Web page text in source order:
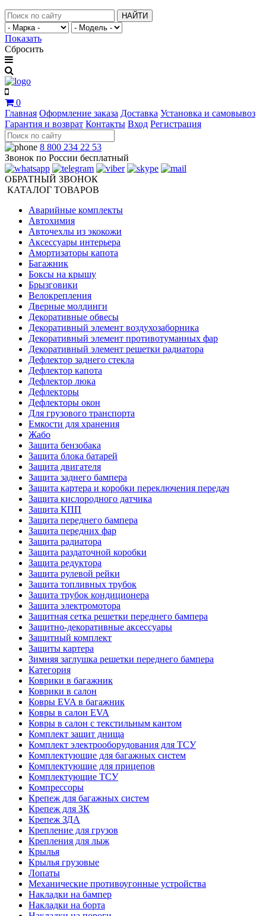
НАЙТИ
Показать
Сбросить
0
Главная Оформление заказа Доставка Установка и самовывоз
Гарантия и возврат Контакты Вход Регистрация
8 800 234 22 53
Звонок по России бесплатный
ОБРАТНЫЙ ЗВОНОК
КАТАЛОГ ТОВАРОВ
Аварийные комплекты
Автохимия
Авточехлы из экокожи
Аксессуары интерьера
Амортизаторы капота
Багажник
Боксы на крышу
Брызговики
Велокрепления
Дверные молдинги
Декоративные обвесы
Декоративный элемент воздухозаборника
Декоративный элемент противотуманных фар
Декоративный элемент решетки радиатора
Дефлектор заднего стекла
Дефлектор капота
Дефлектор люка
Дефлекторы
Дефлекторы окон
Для грузового транспорта
Емкости для хранения
Жабо
Защита бензобака
Защита блока батарей
Защита двигателя
Защита заднего бампера
Защита картера и коробки переключения передач
Защита кислородного датчика
Защита КПП
Защита переднего бампера
Защита передних фар
Защита радиатора
Защита раздаточной коробки
Защита редуктора
Защита рулевой рейки
Защита топливных трубок
Защита трубок кондиционера
Защита электромотора
Защитная сетка решетки переднего бампера
Защитно-декоративные аксессуары
Защитный комплект
Защиты картера
Зимняя заглушка решетки переднего бампера
Категория
Коврики в багажник
Коврики в салон
Ковры EVA в багажник
Ковры в салон EVA
Ковры в салон с текстильным кантом
Комплект защит днища
Комплект электрооборудования для ТСУ
Комплектующие для багажных систем
Комплектующие для прицепов
Комплектующие ТСУ
Компрессоры
Крепеж для багажных систем
Крепеж для ЗК
Крепеж ЗДА
Крепление для грузов
Крепления для лыж
Крылья
Крылья грузовые
Лопаты
Механические противоугонные устройства
Накладки на бампер
Накладки на борта